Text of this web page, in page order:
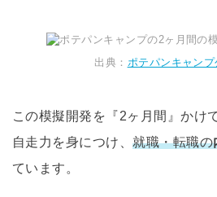
出典： ポテパンキャンプ
この模擬開発を『2ヶ月間』かけ
自走力を身につけ、就職・転職の
ています。